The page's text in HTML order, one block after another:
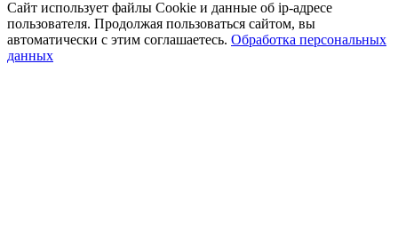
Сайт использует файлы Cookie и данные об ip-адресе
пользователя. Продолжая пользоваться сайтом, вы
автоматически с этим соглашаетесь. Обработка персональных
данных